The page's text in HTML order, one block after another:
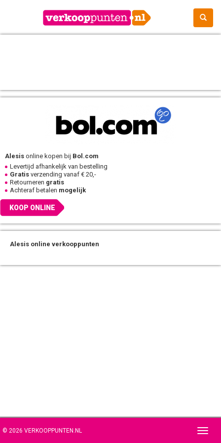
Alesis online kopen bij Bol.com
Levertijd afhankelijk van bestelling
Gratis verzending vanaf € 20,-
Retourneren gratis
Achteraf betalen mogelijk
KOOP ONLINE
Alesis online verkooppunten
© 2026 VERKOOPPUNTEN.NL